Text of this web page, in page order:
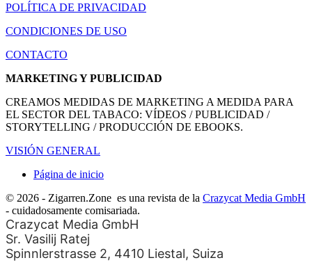
POLÍTICA DE PRIVACIDAD
CONDICIONES DE USO
CONTACTO
MARKETING Y PUBLICIDAD
CREAMOS MEDIDAS DE MARKETING A MEDIDA PARA
EL SECTOR DEL TABACO: VÍDEOS / PUBLICIDAD /
STORYTELLING / PRODUCCIÓN DE EBOOKS.
VISIÓN GENERAL
Página de inicio
© 2026 - Zigarren.Zone es una revista de la Crazycat Media GmbH
- cuidadosamente comisariada.
Crazycat Media GmbH
Sr. Vasilij Ratej
Spinnlerstrasse 2, 4410 Liestal, Suiza